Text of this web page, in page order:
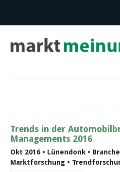
Trends in der
Managements 2016
Okt 2016 • Lünendonk •
Marktforschung •